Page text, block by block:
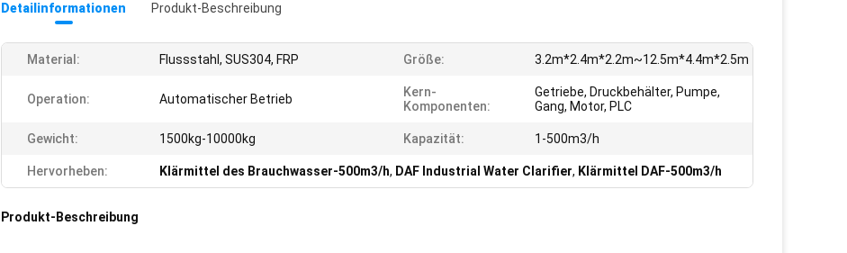
Detailinformationen Produkt-Beschreibung
Material: Flussstahl, SUS304, FRP Größe: 3.2m*2.4m*2.2m~12.5m*4.4m*2.5m
Operation: Automatischer Betrieb
Kern-
Komponenten:
Getriebe, Druckbehälter, Pumpe,
Gang, Motor, PLC
Gewicht: 1500kg-10000kg Kapazität: 1-500m3/h
Hervorheben: Klärmittel des Brauchwasser-500m3/h, DAF Industrial Water Clarifier, Klärmittel DAF-500m3/h
Produkt-Beschreibung